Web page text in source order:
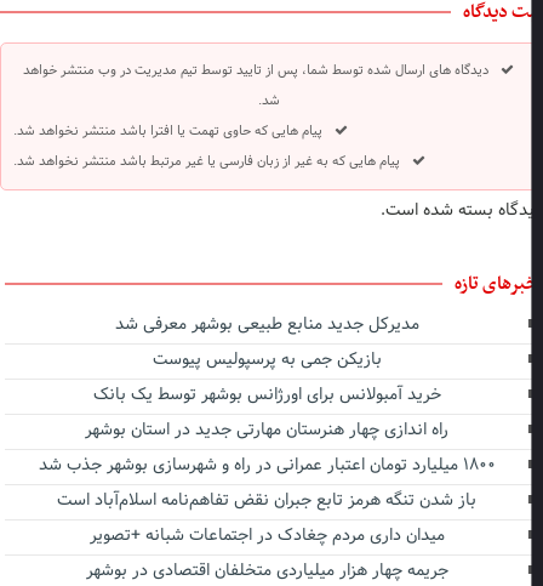
دیدگاه
دیدگاه های ارسال شده توسط شما، پس از تایید توسط تیم مدیریت در وب منتشر خواهد
شد.
پیام هایی که حاوی تهمت یا افترا باشد منتشر نخواهد شد.
پیام هایی که به غیر از زبان فارسی یا غیر مرتبط باشد منتشر نخواهد شد.
بسته شده است.
تازه
مدیرکل جدید منابع طبیعی بوشهر معرفی شد
بازیکن جمی به پرسپولیس پیوست
خرید آمبولانس برای اورژانس بوشهر توسط یک بانک
راه اندازی چهار هنرستان مهارتی جدید در استان بوشهر
۱۸۰۰ میلیارد تومان اعتبار عمرانی در راه و شهرسازی بوشهر جذب شد
باز شدن تنگه هرمز تابع جبران نقض تفاهم‌نامه اسلام‌آباد است
میدان داری مردم چغادک در اجتماعات شبانه +تصویر
جریمه چهار هزار میلیاردی متخلفان اقتصادی در بوشهر